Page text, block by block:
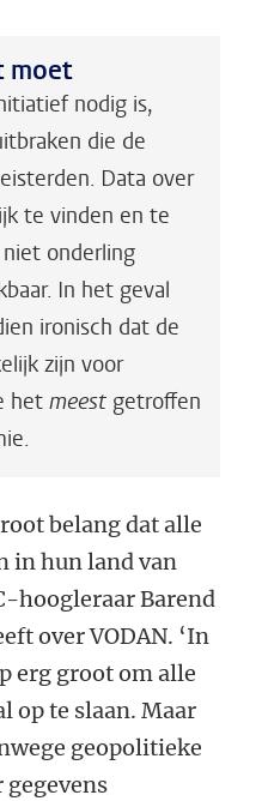
moet
nodig is,
die de
Data over
te vinden en te
onderling
In het geval
ironisch dat de
zijn voor
het meest getroffen
belang dat alle
in hun land van
hoogleraar Barend
over VODAN. ‘In
erg groot om alle
op te slaan. Maar
geopolitieke
gegevens